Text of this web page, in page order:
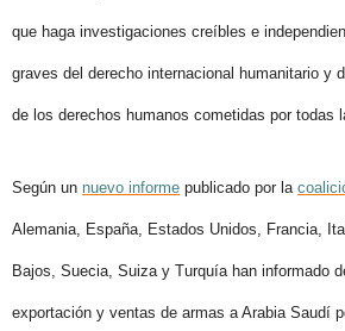
que haga investigaciones creíbles e
graves del derecho internacional humanitario y
de los derechos humanos cometidas por todas
Según un nuevo informe publicado por la
Alemania, España, Estados Unidos, Francia,
Bajos, Suecia, Suiza y Turquía han informado
exportación y ventas de armas a Arabia Saudí